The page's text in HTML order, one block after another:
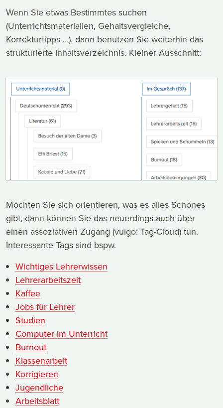
Wenn Sie etwas Bestimmtes suchen
(Unterrichtsmaterialien, Gehaltsvergleiche,
Korrekturtipps …), dann benutzen Sie weiterhin das
strukturierte Inhaltsverzeichnis. Kleiner Ausschnitt:
Möchten Sie sich orientieren, was es alles Schönes
gibt, dann können Sie das neuerdings auch über
einen assoziativen Zugang (vulgo: Tag-Cloud) tun.
Interessante Tags sind bspw.
Wichtiges Lehrerwissen
Lehrerarbeitszeit
Kaffee
Jobs für Lehrer
Studien
Computer im Unterricht
Burnout
Klassenarbeit
Korrigieren
Jugendliche
Arbeitsblatt